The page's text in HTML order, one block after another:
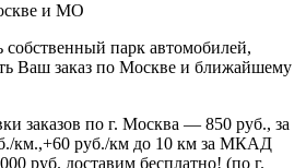
и МО
парк автомобилей,
Ваш заказ по Москве и ближайшему
заказов по г. Москва — 850 руб., за
руб./км до 10 км за МКАД
руб. доставим бесплатно! (по г.